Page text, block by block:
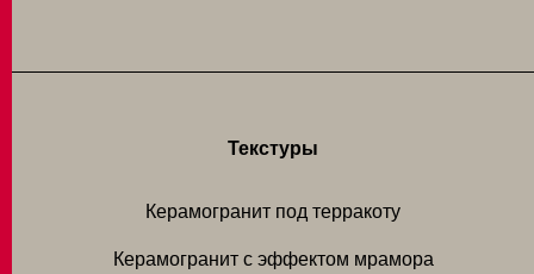
Текстуры
Керамогранит под терракоту
Керамогранит с эффектом мрамора